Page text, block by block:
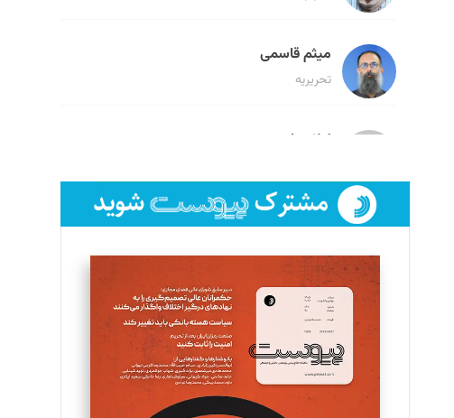
میثم قاسمی
تحریریه
لیلا حنارود
فائزه فتحی رستمی
تحریریه
سروش کرمیان
تحریریه
مینا پاکدل